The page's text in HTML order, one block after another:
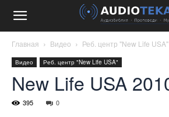
Главная Видео Реб. центр "New Life USA"
Видео Реб. центр "New Life USA"
New Life USA
395 0